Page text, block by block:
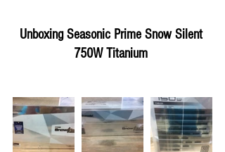
Unboxing Seasonic Prime Snow Silent
750W Titanium